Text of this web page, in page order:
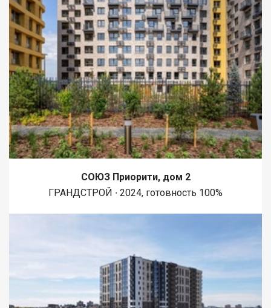
СОЮЗ Приорити, дом 2
ГРАНДСТРОЙ ∙ 2024, готовность 100%